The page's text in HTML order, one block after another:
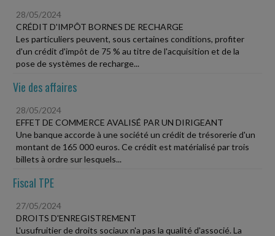
28/05/2024
CRÉDIT D'IMPÔT BORNES DE RECHARGE
Les particuliers peuvent, sous certaines conditions, profiter
d'un crédit d'impôt de 75 % au titre de l'acquisition et de la
pose de systèmes de recharge...
Vie des affaires
28/05/2024
EFFET DE COMMERCE AVALISÉ PAR UN DIRIGEANT
Une banque accorde à une société un crédit de trésorerie d'un
montant de 165 000 euros. Ce crédit est matérialisé par trois
billets à ordre sur lesquels...
Fiscal TPE
27/05/2024
DROITS D'ENREGISTREMENT
L'usufruitier de droits sociaux n'a pas la qualité d'associé. La